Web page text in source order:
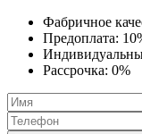
Фабричное
Предоплата:
Рассрочка: 0%